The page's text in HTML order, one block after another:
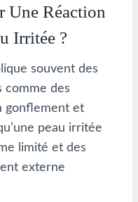
Une Réaction
Irritée ?
souvent des
comme des
gonflement et
peau irritée
limité et des
externe